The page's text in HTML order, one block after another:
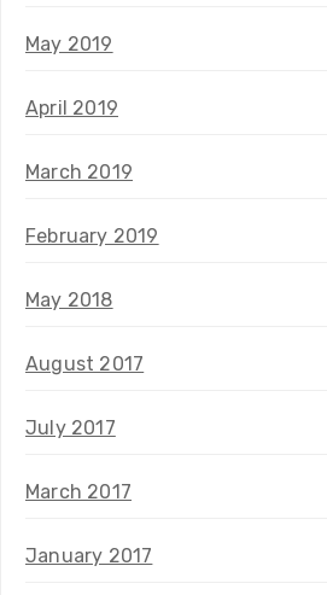
May 2019
April 2019
March 2019
February 2019
May 2018
August 2017
July 2017
March 2017
January 2017